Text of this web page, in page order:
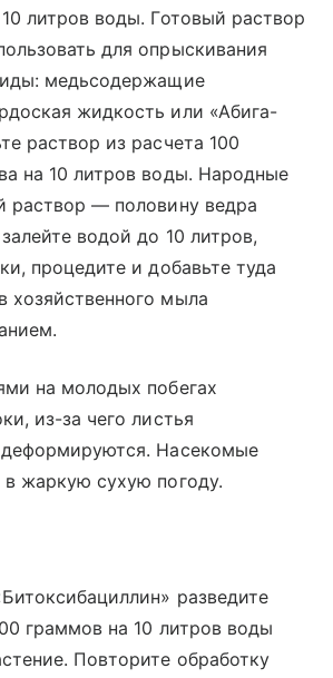
литров воды. Готовый раствор
для опрыскивания
медьсодержащие
жидкость или «Абига-
раствор из расчета 100
на 10 литров воды. Народные
раствор — половину ведра
водой до 10 литров,
процедите и добавьте туда
хозяйственного мыла
на молодых побегах
из-за чего листья
Насекомые
в жаркую сухую погоду.
разведите
граммов на 10 литров воды
Повторите обработку